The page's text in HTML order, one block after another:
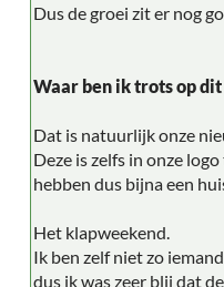
Dus de groei zit er nog
Waar ben ik trots op
Dat is natuurlijk onze
Deze is zelfs in onze
hebben dus bijna een
Het klapweekend.
Ik ben zelf niet zo
dus ik was zeer blij dat